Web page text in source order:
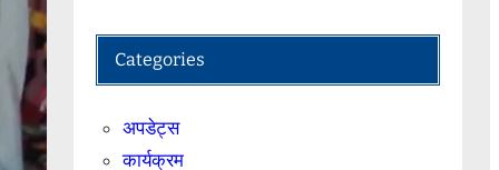
Categories
अपडेट्स
कार्यक्रम